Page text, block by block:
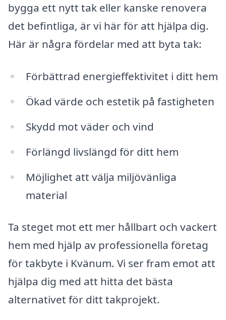
bygga ett nytt tak eller kanske renovera
det befintliga, är vi här för att hjälpa dig.
Här är några fördelar med att byta tak:
Förbättrad energieffektivitet i ditt hem
Ökad värde och estetik på fastigheten
Skydd mot väder och vind
Förlängd livslängd för ditt hem
Möjlighet att välja miljövänliga
material
Ta steget mot ett mer hållbart och vackert
hem med hjälp av professionella företag
för takbyte i Kvänum. Vi ser fram emot att
hjälpa dig med att hitta det bästa
alternativet för ditt takprojekt.